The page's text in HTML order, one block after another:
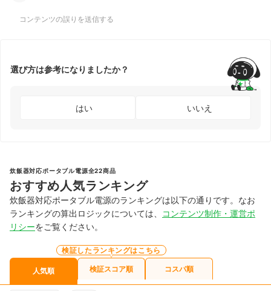
コンテンツの誤りを送信する
選び方は参考になりましたか？
はい いいえ
炊飯器対応ポータブル電源全22商品
おすすめ人気ランキング
炊飯器対応ポータブル電源のランキングは以下の通りです。なお
ランキングの算出ロジックについては、
コンテンツ制作・運営ポ
リシーをご覧ください。
人気順
検証したランキングはこちら
検証スコア順 コスパ順